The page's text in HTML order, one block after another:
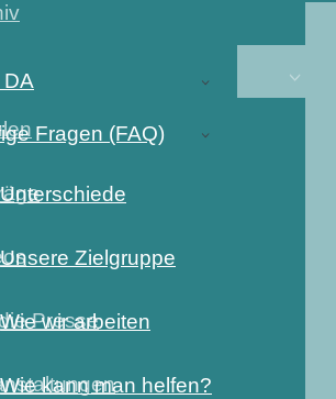
Presse
Fragen (FAQ)
Unterschiede
Unsere Zielgruppe
Wie wir arbeiten
Wie kann man helfen?